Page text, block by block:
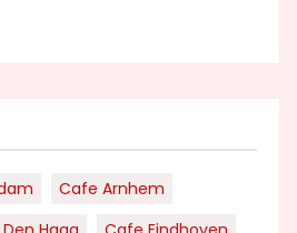
Cafe Arnhem